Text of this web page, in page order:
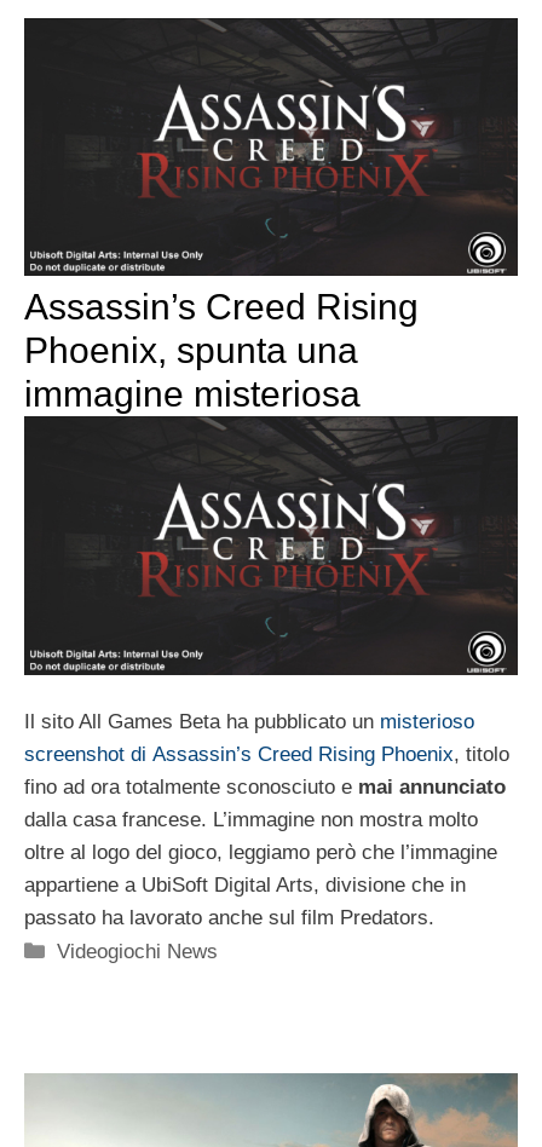
Assassin’s Creed Rising
Phoenix, spunta una
immagine misteriosa
Il sito All Games Beta ha pubblicato un misterioso
screenshot di Assassin’s Creed Rising Phoenix, titolo
fino ad ora totalmente sconosciuto e mai annunciato
dalla casa francese. L’immagine non mostra molto
oltre al logo del gioco, leggiamo però che l’immagine
appartiene a UbiSoft Digital Arts, divisione che in
passato ha lavorato anche sul film Predators.
Categorie
Videogiochi News